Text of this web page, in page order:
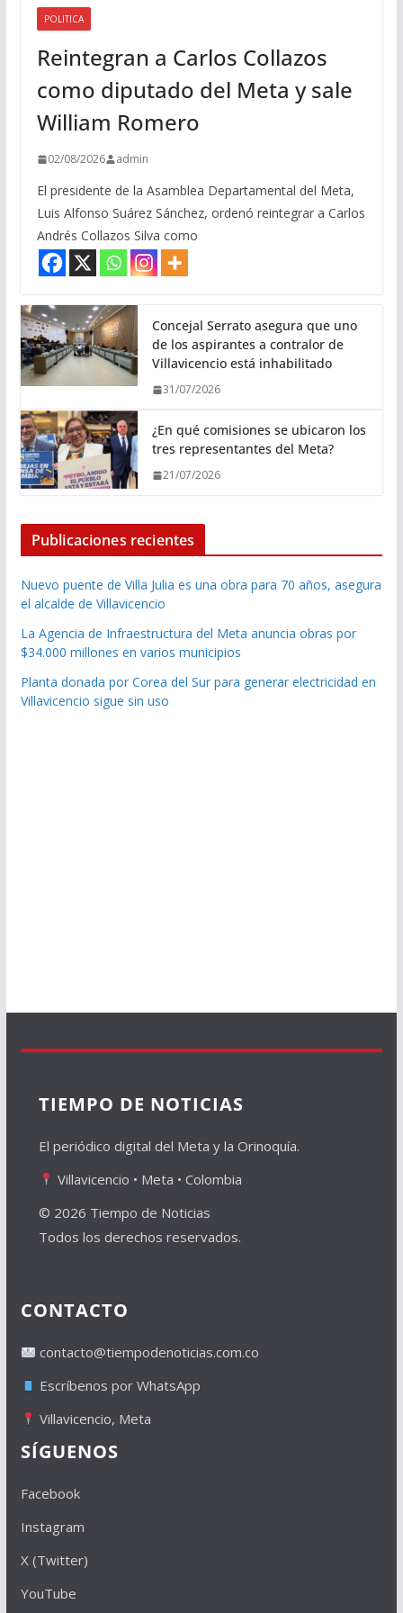
POLITICA
Reintegran a Carlos Collazos
como diputado del Meta y sale
William Romero
02/08/2026 admin
El presidente de la Asamblea Departamental del Meta,
Luis Alfonso Suárez Sánchez, ordenó reintegrar a Carlos
Andrés Collazos Silva como
Concejal Serrato asegura que uno
de los aspirantes a contralor de
Villavicencio está inhabilitado
31/07/2026
¿En qué comisiones se ubicaron los
tres representantes del Meta?
21/07/2026
Publicaciones recientes
Nuevo puente de Villa Julia es una obra para 70 años, asegura
el alcalde de Villavicencio
La Agencia de Infraestructura del Meta anuncia obras por
$34.000 millones en varios municipios
Planta donada por Corea del Sur para generar electricidad en
Villavicencio sigue sin uso
TIEMPO DE NOTICIAS
El periódico digital del Meta y la Orinoquía.
Villavicencio • Meta • Colombia
© 2026 Tiempo de Noticias
Todos los derechos reservados.
CONTACTO
contacto@tiempodenoticias.com.co
Escríbenos por WhatsApp
Villavicencio, Meta
SÍGUENOS
Facebook
Instagram
X (Twitter)
YouTube